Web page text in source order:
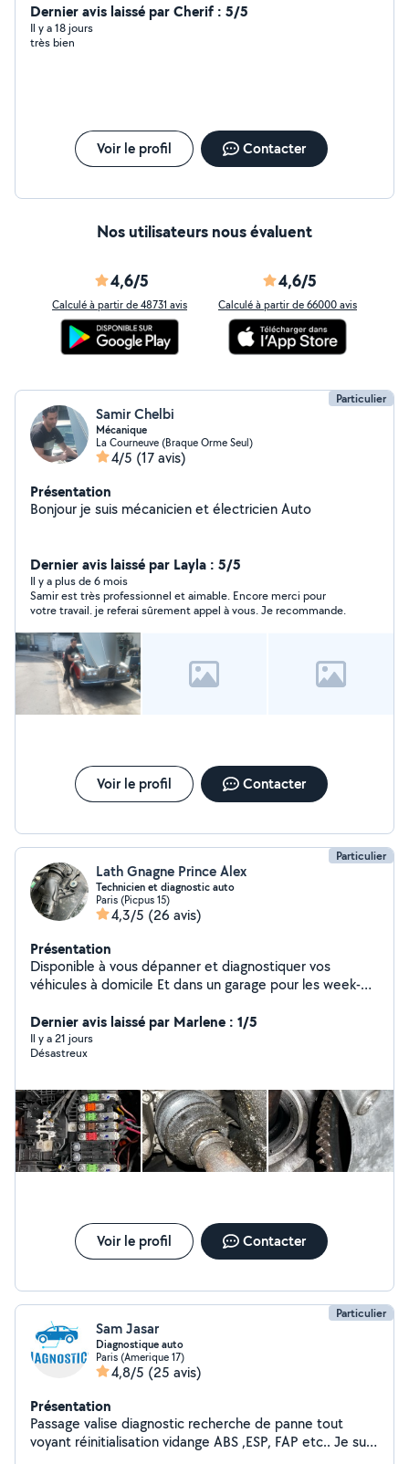
Dernier avis laissé par Cherif : 5/5
Il y a 18 jours
très bien
Voir le profil Contacter
Nos utilisateurs nous évaluent
4,6/5
Calculé à partir de 48731 avis
4,6/5
Calculé à partir de 66000 avis
Particulier
Samir Chelbi
Mécanique
La Courneuve (Braque Orme Seul)
4/5 (17 avis)
Présentation
Bonjour je suis mécanicien et électricien Auto
Dernier avis laissé par Layla : 5/5
Il y a plus de 6 mois
Samir est très professionnel et aimable. Encore merci pour
votre travail. je referai sûrement appel à vous. Je recommande.
Voir le profil Contacter
Particulier
Lath Gnagne Prince Alex
Technicien et diagnostic auto
Paris (Picpus 15)
4,3/5 (26 avis)
Présentation
Disponible à vous dépanner et diagnostiquer vos
véhicules à domicile Et dans un garage pour les week-
Dernier avis laissé par Marlene : 1/5
Il y a 21 jours
Désastreux
Voir le profil Contacter
Particulier
Sam Jasar
Diagnostique auto
Paris (Amerique 17)
4,8/5 (25 avis)
Présentation
Passage valise diagnostic recherche de panne tout
voyant réinitialisation vidange ABS ,ESP, FAP etc.. Je suis